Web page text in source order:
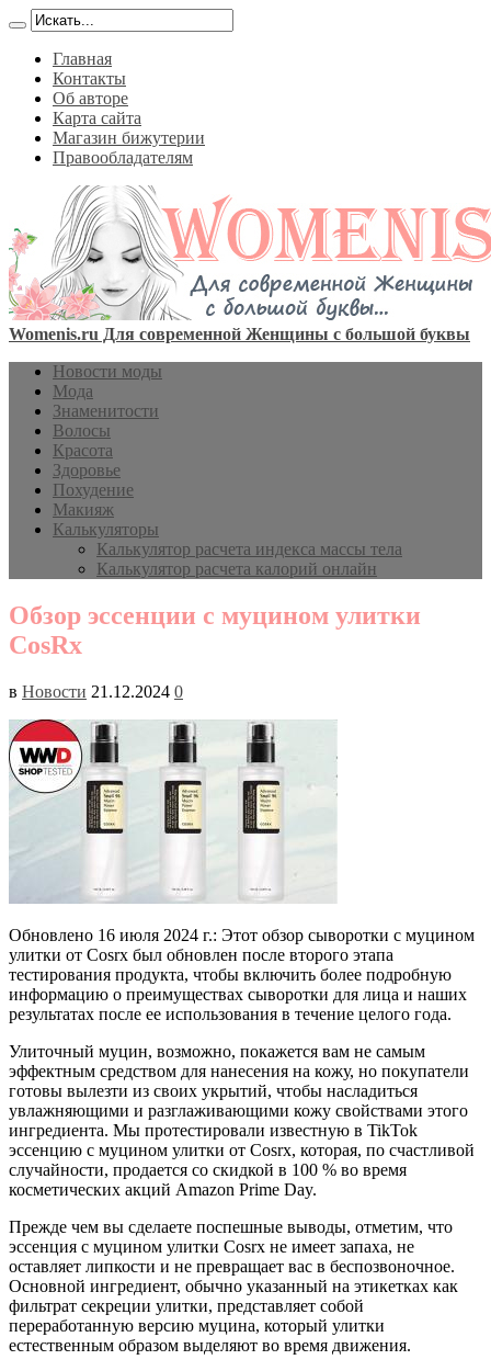
Главная
Контакты
Об авторе
Карта сайта
Магазин бижутерии
Правообладателям
Womenis.ru Для современной Женщины с большой буквы
Новости моды
Мода
Знаменитости
Волосы
Красота
Здоровье
Похудение
Макияж
Калькуляторы
Калькулятор расчета индекса массы тела
Калькулятор расчета калорий онлайн
Обзор эссенции с муцином улитки
CosRx
в Новости 21.12.2024 0
Обновлено 16 июля 2024 г.: Этот обзор сыворотки с муцином
улитки от Cosrx был обновлен после второго этапа
тестирования продукта, чтобы включить более подробную
информацию о преимуществах сыворотки для лица и наших
результатах после ее использования в течение целого года.
Улиточный муцин, возможно, покажется вам не самым
эффектным средством для нанесения на кожу, но покупатели
готовы вылезти из своих укрытий, чтобы насладиться
увлажняющими и разглаживающими кожу свойствами этого
ингредиента. Мы протестировали известную в TikTok
эссенцию с муцином улитки от Cosrx, которая, по счастливой
случайности, продается со скидкой в 100 % во время
косметических акций Amazon Prime Day.
Прежде чем вы сделаете поспешные выводы, отметим, что
эссенция с муцином улитки Cosrx не имеет запаха, не
оставляет липкости и не превращает вас в беспозвоночное.
Основной ингредиент, обычно указанный на этикетках как
фильтрат секреции улитки, представляет собой
переработанную версию муцина, который улитки
естественным образом выделяют во время движения.